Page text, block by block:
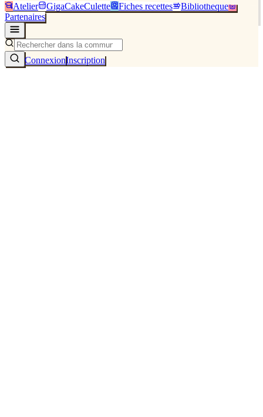
Atelier GigaCakeCulette Fiches recettes
Bibliothèque
Partenaires
ConnexionInscription